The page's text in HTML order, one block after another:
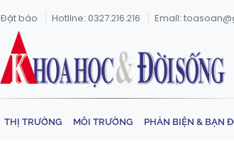
Đặt báo Hotline: 0327.216.216 Email:
THỊ TRƯỜNG MÔI TRƯỜNG PHẢN BIỆN & BẠN